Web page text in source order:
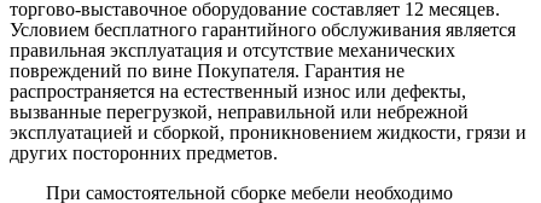
торгово-выставочное оборудование составляет 12 месяцев.
Условием бесплатного гарантийного обслуживания является
правильная эксплуатация и отсутствие механических
повреждений по вине Покупателя. Гарантия не
распространяется на естественный износ или дефекты,
вызванные перегрузкой, неправильной или небрежной
эксплуатацией и сборкой, проникновением жидкости, грязи и
других посторонних предметов.
При самостоятельной сборке мебели необходимо